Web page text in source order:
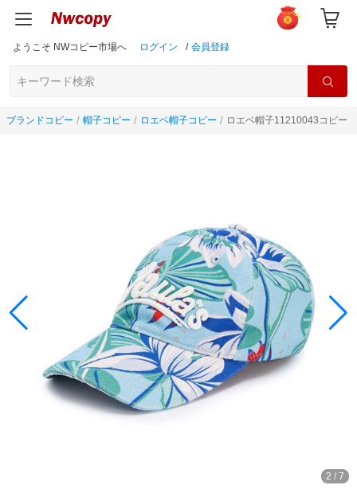
ようこそ NWコピー市場へ ログイン / 会員登録
ブランドコピー 帽子コピー ロエベ帽子コピー ロエベ帽子11210043コピー
3 / 7